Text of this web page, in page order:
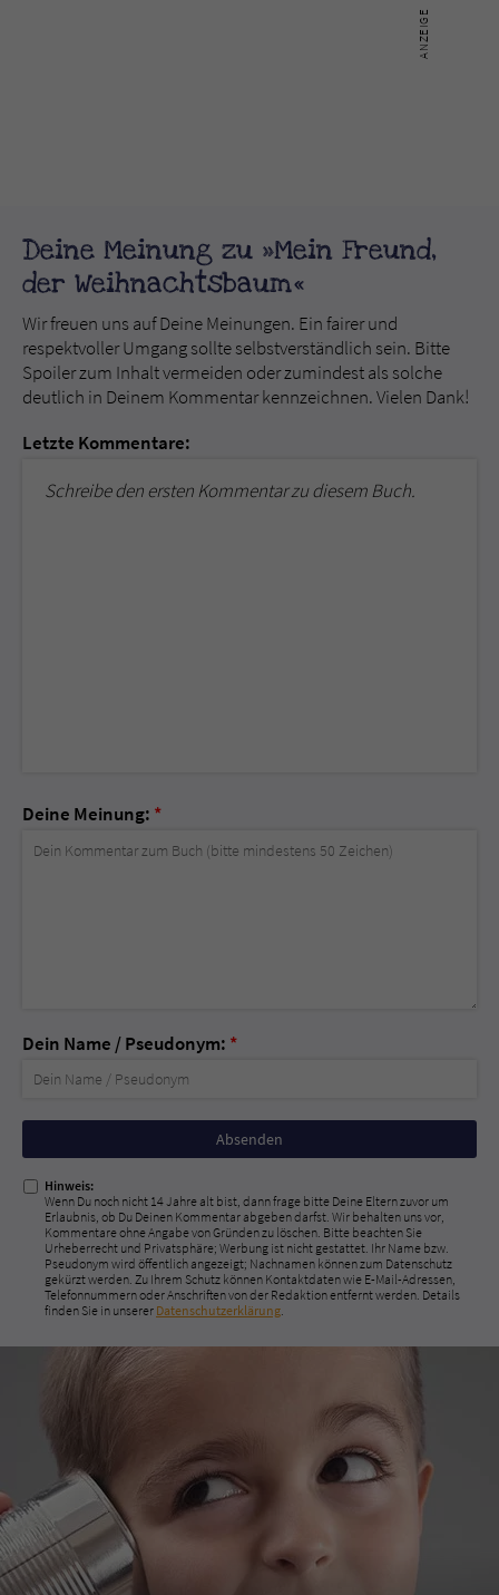
Deine Meinung zu »Mein Freund,
der Weihnachtsbaum«
Wir freuen uns auf Deine Meinungen. Ein fairer und
respektvoller Umgang sollte selbstverständlich sein. Bitte
Spoiler zum Inhalt vermeiden oder zumindest als solche
deutlich in Deinem Kommentar kennzeichnen. Vielen Dank!
Letzte Kommentare:
Schreibe den ersten Kommentar zu diesem Buch.
Deine Meinung: *
Dein Name / Pseudonym: *
Nicht
ausfüllen!
Hinweis:
Wenn Du noch nicht 14 Jahre alt bist, dann frage bitte Deine Eltern zuvor um
Erlaubnis, ob Du Deinen Kommentar abgeben darfst. Wir behalten uns vor,
Kommentare ohne Angabe von Gründen zu löschen. Bitte beachten Sie
Urheberrecht und Privatsphäre; Werbung ist nicht gestattet. Ihr Name bzw.
Pseudonym wird öffentlich angezeigt; Nachnamen können zum Datenschutz
gekürzt werden. Zu Ihrem Schutz können Kontaktdaten wie E-Mail-Adressen,
Telefonnummern oder Anschriften von der Redaktion entfernt werden. Details
finden Sie in unserer Datenschutzerklärung